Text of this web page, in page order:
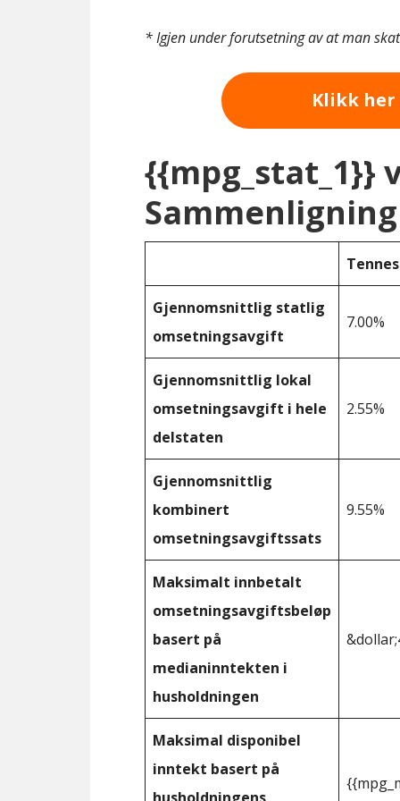
* Igjen under forutsetning av at man
Klikk
{{mpg_stat_1}}
Gjennomsnittlig statlig
omsetningsavgift
7.00%
Gjennomsnittlig lokal
omsetningsavgift i hele
delstaten
2.55%
Gjennomsnittlig
kombinert
omsetningsavgiftssats
9.55%
Maksimalt innbetalt
omsetningsavgiftsbeløp
basert på
medianinntekten i
husholdningen
Maksimal disponibel
inntekt basert på